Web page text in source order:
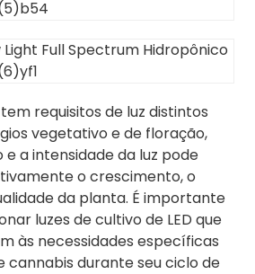
requisitos de luz distintos
vegetativo e de floração,
a intensidade da luz pode
o crescimento, o
da planta. É importante
luzes de cultivo de LED que
às necessidades específicas
cannabis durante seu ciclo de